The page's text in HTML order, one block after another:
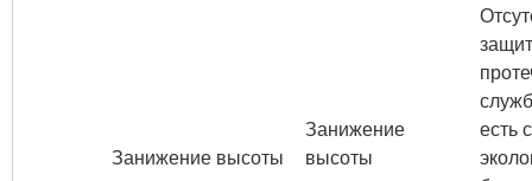
Занижение высоты
Занижение
высоты
есть